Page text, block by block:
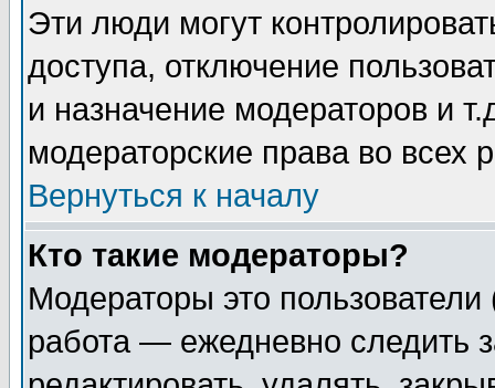
Эти люди могут
доступа, отключение
и назначение модераторов и
модераторские права во всех
Вернуться к началу
Кто такие модераторы?
Модераторы это
работа — ежедневно следить